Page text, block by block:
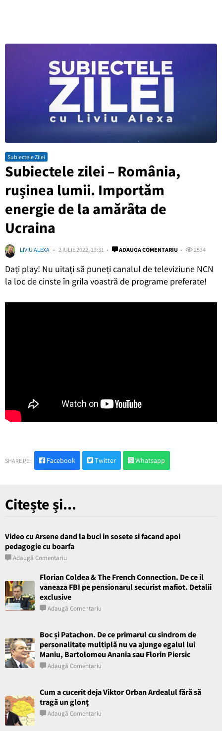
Subiectele Zilei
Subiectele zilei – România,
rușinea lumii. Importăm
energie de la amărâta de
Ucraina
LIVIU ALEXA 2 IULIE 2022, 13:31 ADAUGA COMENTARIU 2534
Dați play! Nu uitați să puneți canalul de televiziune NCN
la loc de cinste în grila voastră de programe preferate!
SHARE PE: Facebook Twitter Whatsapp
Citește și...
Video cu Arsene dand la buci in sosete si facand apoi
pedagogie cu boarfa
Adaugă Comentariu
Florian Coldea & The French Connection. De ce il
vaneaza FBI pe pensionarul securist mafiot. Detalii
exclusive
Adaugă Comentariu
Boc și Patachon. De ce primarul cu sindrom de
personalitate multiplă nu va ajunge egalul lui
Maniu, Bartolomeu Anania sau Florin Piersic
Adaugă Comentariu
Cum a cucerit deja Viktor Orban Ardealul fără să
tragă un glonț
Adaugă Comentariu